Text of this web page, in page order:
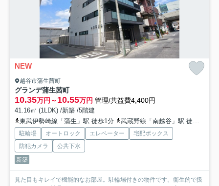
NEW
越谷市蒲生茜町
グランデ蒲生茜町
10.35万円～10.55万円 管理/共益費4,400円
41.16㎡ (1LDK) /新築 /5階建
東武伊勢崎線「蒲生」駅 徒歩1分
武蔵野線「南越谷」駅 徒歩12分
駐輪場 オートロック エレベーター
宅配ボックス
防犯カメラ
公共下水
新築
見た目もキレイで機能的なお部屋。駐輪場付きの物件です。衛生的で扱